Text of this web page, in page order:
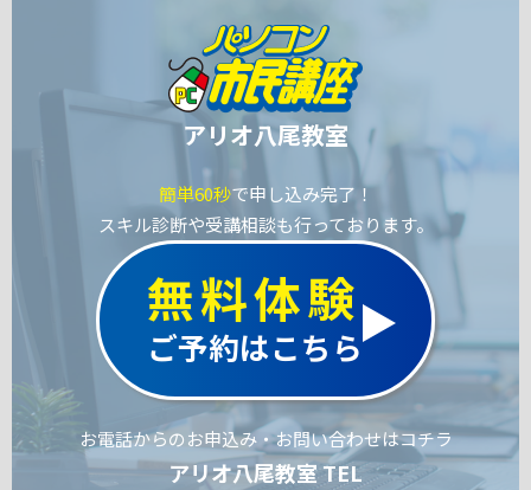
アリオ八尾教室
簡単60秒で申し込み完了！
スキル診断や受講相談も行っております。
無料体験
ご予約はこちら
お電話からのお申込み・お問い合わせはコチラ
アリオ八尾教室 TEL